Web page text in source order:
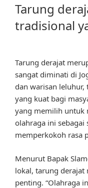
Tarung
tradisional
Tarung derajat
sangat diminati di
dan warisan
yang kuat bagi
yang memilih untuk
olahraga ini sebagai
memperkokoh rasa
Menurut Bapak
lokal, tarung
penting. “Olahraga